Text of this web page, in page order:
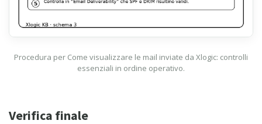
Procedura per Come visualizzare le mail inviate da Xlogic: controlli
essenziali in ordine operativo.
Verifica finale